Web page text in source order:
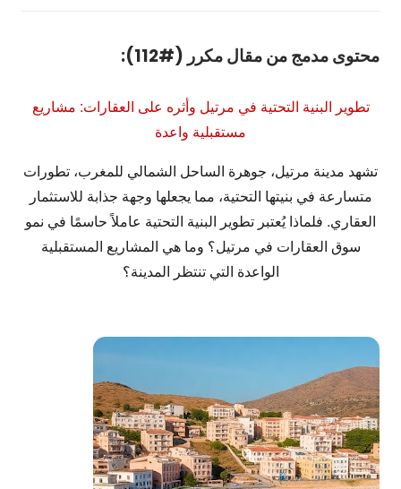
محتوى مدمج من مقال مكرر (#112):
تطوير البنية التحتية في مرتيل وأثره على العقارات: مشاريع
مستقبلية واعدة
تشهد مدينة مرتيل، جوهرة الساحل الشمالي للمغرب، تطورات
متسارعة في بنيتها التحتية، مما يجعلها وجهة جذابة للاستثمار
العقاري. فلماذا يُعتبر تطوير البنية التحتية عاملاً حاسمًا في نمو
سوق العقارات في مرتيل؟ وما هي المشاريع المستقبلية
الواعدة التي تنتظر المدينة؟